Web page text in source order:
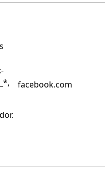
facebook.com